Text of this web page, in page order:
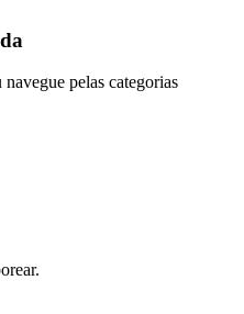
pelas categorias